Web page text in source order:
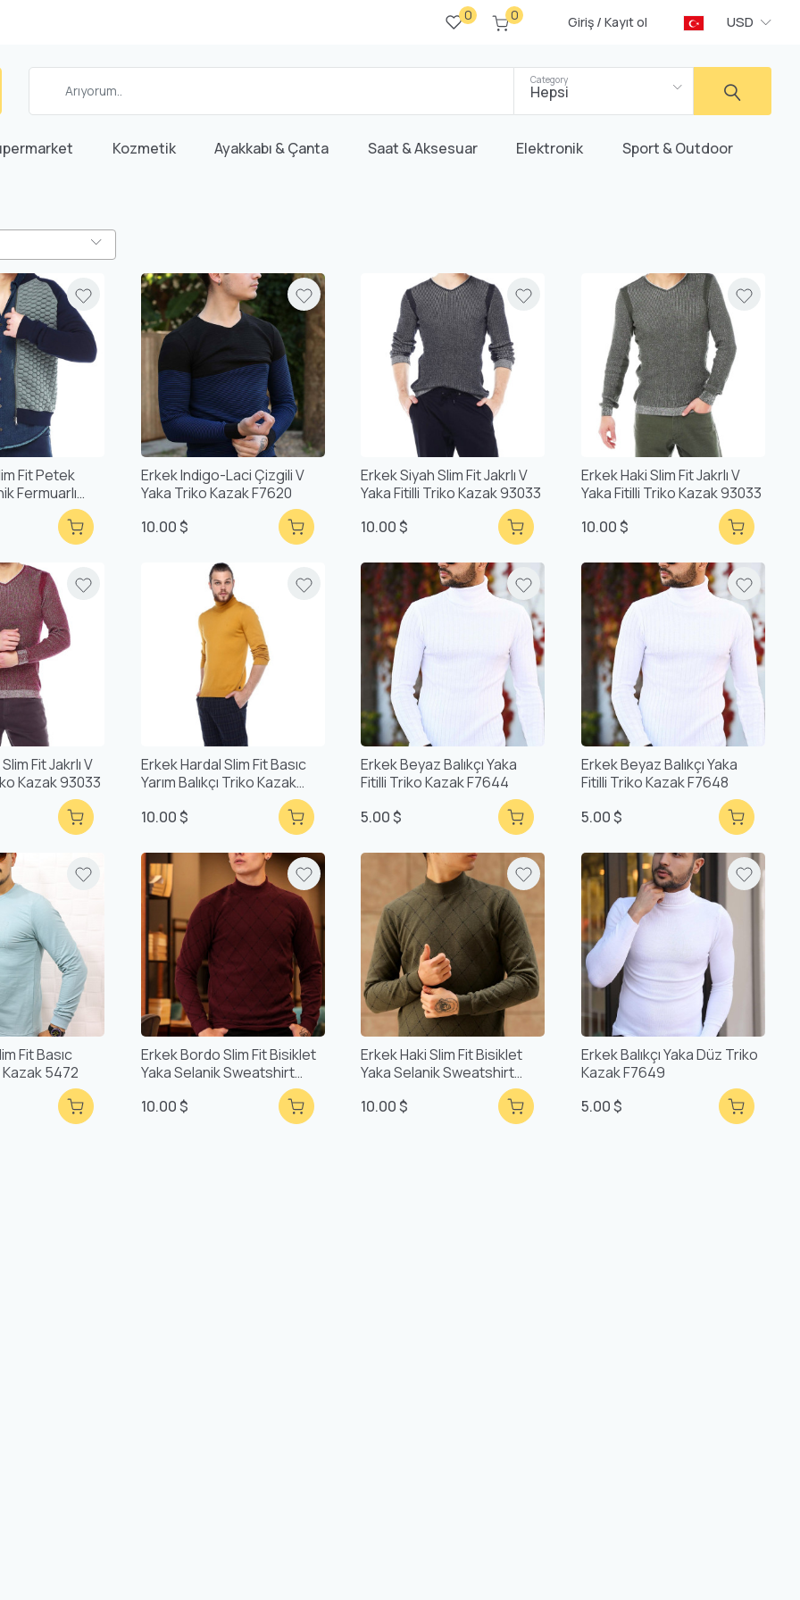
0 0 Giriş / Kayıt ol USD
Category
Hepsi
Kozmetik Ayakkabı & Çanta Saat & Aksesuar Elektronik Sport & Outdoor
Fit Petek
Fermuarlı
Erkek Indigo-Laci Çizgili V
Yaka Triko Kazak F7620
10.00 $
Erkek Siyah Slim Fit Jakrlı V
Yaka Fitilli Triko Kazak 93033
10.00 $
Erkek Haki Slim Fit Jakrlı V
Yaka Fitilli Triko Kazak 93033
10.00 $
Fit Jakrlı V
Kazak 93033
Erkek Hardal Slim Fit Basıc
Yarım Balıkçı Triko Kazak
10.00 $
Erkek Beyaz Balıkçı Yaka
Fitilli Triko Kazak F7644
5.00 $
Erkek Beyaz Balıkçı Yaka
Fitilli Triko Kazak F7648
5.00 $
Fit Basıc
5472
Erkek Bordo Slim Fit Bisiklet
Yaka Selanik Sweatshirt
10.00 $
Erkek Haki Slim Fit Bisiklet
Yaka Selanik Sweatshirt
10.00 $
Erkek Balıkçı Yaka Düz Triko
Kazak F7649
5.00 $